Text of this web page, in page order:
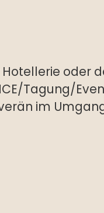
Hotellerie oder
Tagung/
im